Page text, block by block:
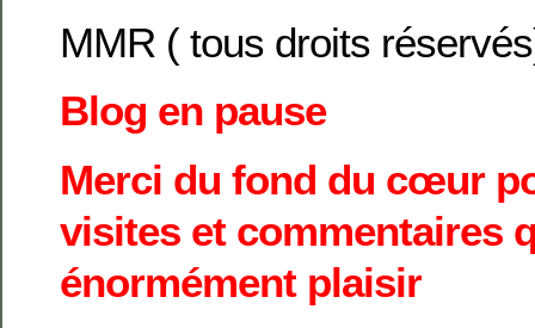
MMR ( tous droits
Blog en pause
Merci du fond du cœur
visites et commentaires
énormément plaisir